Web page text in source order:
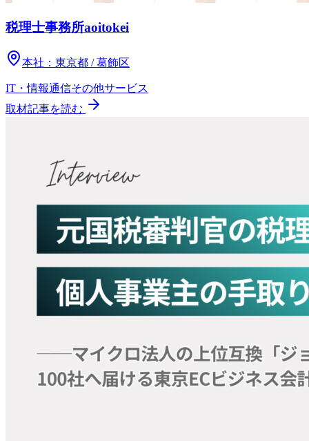
税理士事務所aoitokei
本社： 東京都 / 葛飾区
IT・情報通信その他サービス
取材記事を読む